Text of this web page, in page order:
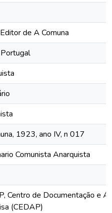
de A Comuna
1923, ano IV, n 017
Comunista Anarquista
Centro de Documentação e
(CEDAP)